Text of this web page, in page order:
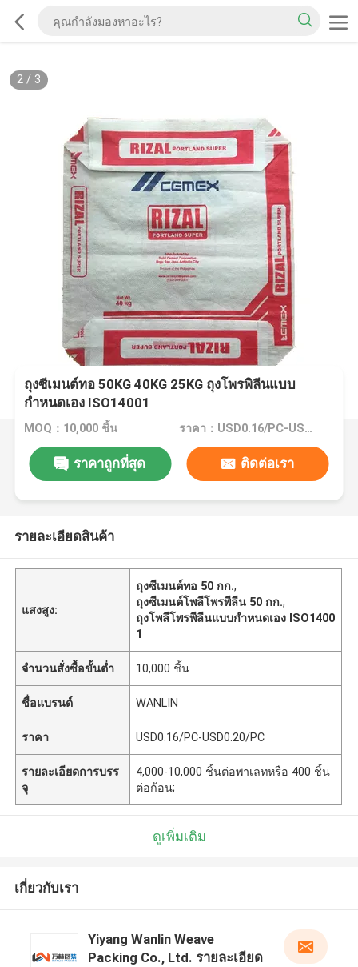
2/ 3
ถุงซีเมนต์ทอ 50KG 40KG 25KG ถุงโพรพิลีนแบบ
กำหนดเอง ISO14001
MOQ：10,000 ชิ้น ราคา：USD0.16/PC-USD0.20/PC
ราคาถูกที่สุด ติดต่อเรา
รายละเอียดสินค้า
แสงสูง:
ถุงซีเมนต์ทอ 50 กก.,
ถุงซีเมนต์โพลีโพรพีลีน 50 กก.,
ถุงโพลีโพรพีลีนแบบกำหนดเอง ISO1400
1
จำนวนสั่งซื้อขั้นต่ำ 10,000 ชิ้น
ชื่อแบรนด์ WANLIN
ราคา USD0.16/PC-USD0.20/PC
รายละเอียดการบรร
จุ
4,000-10,000 ชิ้นต่อพาเลทหรือ 400 ชิ้น
ต่อก้อน;
ดูเพิ่มเติม
เกี่ยวกับเรา
Yiyang Wanlin Weave
Packing Co., Ltd. รายละเอียด